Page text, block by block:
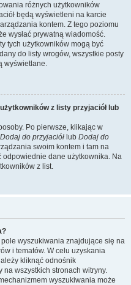
różnych użytkowników
będą wyświetleni na karcie
kontem. Z tego poziomu
wysłać prywatną wiadomość.
tych użytkowników mogą być
do listy wrogów, wszystkie posty
wyświetlane.
z listy przyjaciół lub
Po pierwsze, klikając w
Dodaj do przyjaciół lub Dodaj do
swoim kontem i tam na
odpowiednie dane użytkownika. Na
z list.
wyszukiwania znajdujące się na
i tematów. W celu uzyskania
kliknąć odnośnik
na wszystkich stronach witryny.
wyszukiwania może